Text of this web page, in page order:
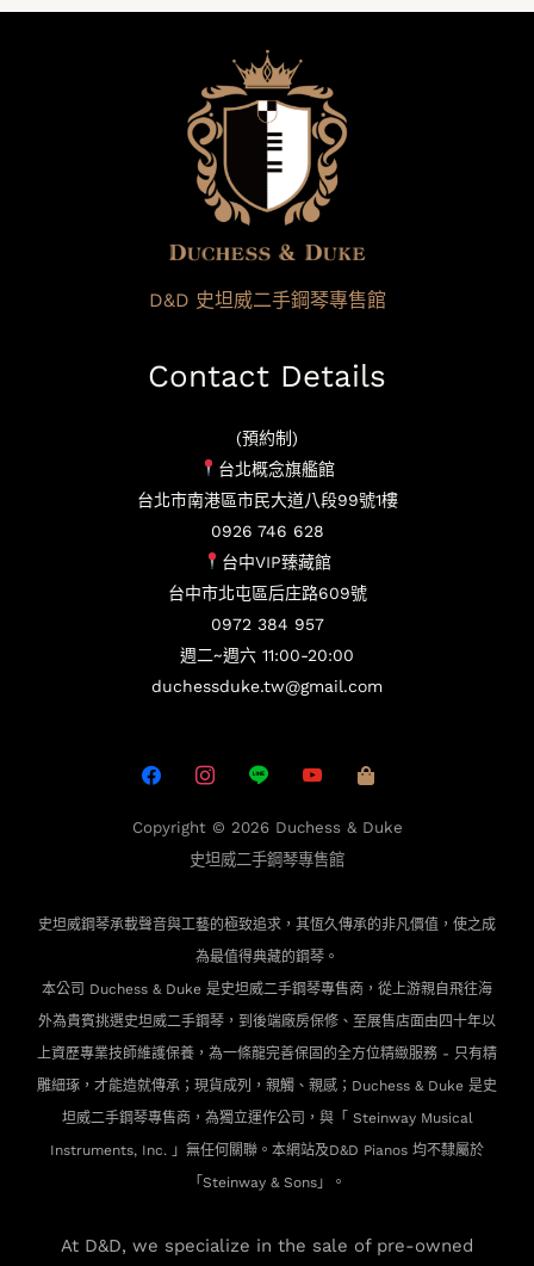
D&D 史坦威二手鋼琴專售館
Contact Details
(預約制)
台北概念旗艦館
台北市南港區市民大道八段99號1樓
0926 746 628
台中VIP臻藏館
台中市北屯區后庄路609號
0972 384 957
週二~週六 11:00-20:00
duchessduke.tw@gmail.com
Copyright © 2026 Duchess & Duke
史坦威二手鋼琴專售館
史坦威鋼琴承載聲音與工藝的極致追求，其恆久傳承的非凡價值，使之成
為最值得典藏的鋼琴。
本公司 Duchess & Duke 是史坦威二手鋼琴專售商，從上游親自飛往海
外為貴賓挑選史坦威二手鋼琴，到後端廠房保修、至展售店面由四十年以
上資歷專業技師維護保養，為一條龍完善保固的全方位精緻服務 - 只有精
雕細琢，才能造就傳承；現貨成列，親觸、親感；Duchess & Duke 是史
坦威二手鋼琴專售商，為獨立運作公司，與「 Steinway Musical
Instruments, Inc. 」無任何關聯。本網站及D&D Pianos 均不隸屬於
「Steinway & Sons」。
At D&D, we specialize in the sale of pre-owned